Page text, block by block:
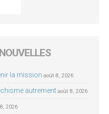
la mission août 8, 2026
autrement août 8, 2026
2026